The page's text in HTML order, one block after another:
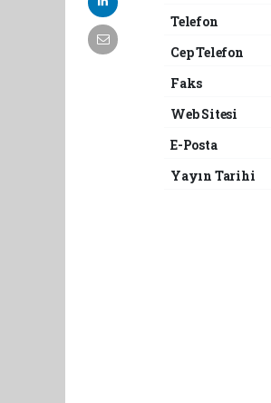
Telefon
Cep Telefon
Faks
Web Sitesi
E-Posta
Yayın Tarihi